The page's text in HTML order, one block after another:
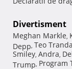
Divertisment
Meghan Markle,
Depp, Teo
Smiley, Andra,
Trump, Program